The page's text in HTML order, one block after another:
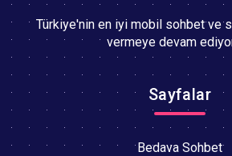
Türkiye'nin en iyi mobil sohbet ve
vermeye devam
Sayfalar
Bedava Sohbet